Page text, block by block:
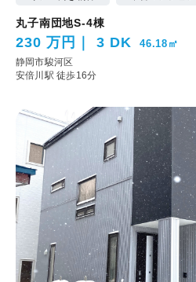
丸子南団地S-4棟
230 万円 3 DK 46.18㎡
静岡市駿河区
安倍川駅 徒歩16分